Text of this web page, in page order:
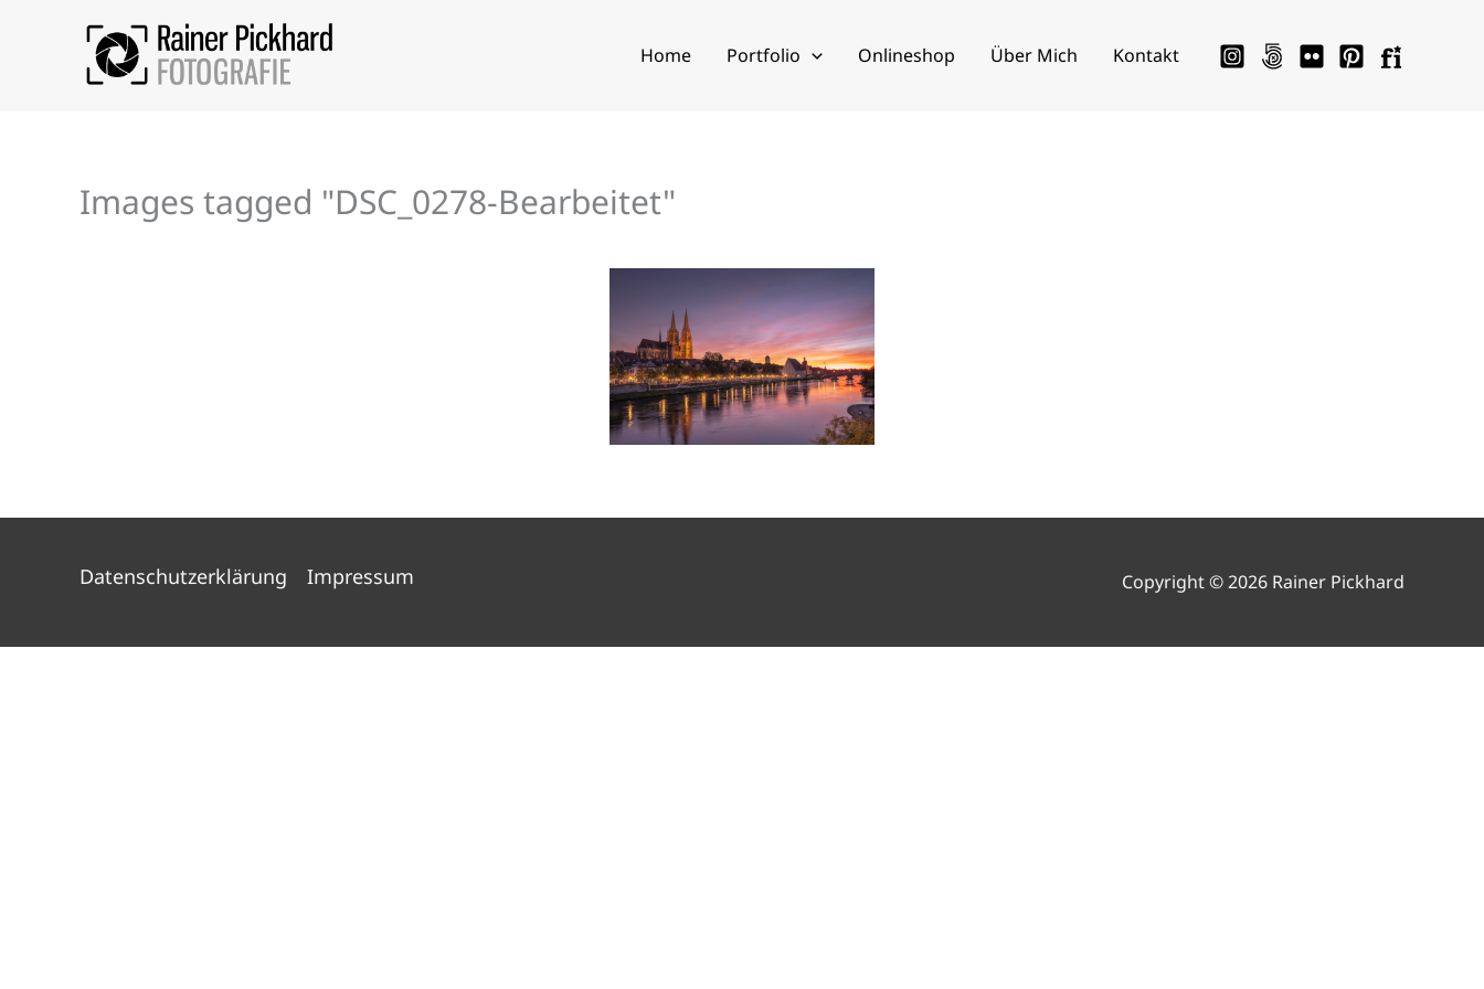
Home Portfolio Onlineshop Über Mich Kontakt
Images tagged "DSC_0278-Bearbeitet"
Datenschutzerklärung Impressum Copyright © 2026 Rainer Pickhard